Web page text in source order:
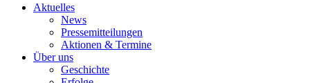
Aktuelles
News
Pressemitteilungen
Aktionen & Termine
Über uns
Geschichte